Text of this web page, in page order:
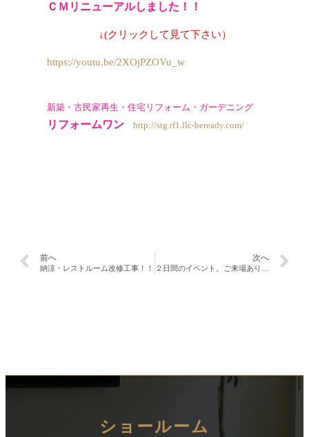
ＣＭ リニューアルしました！！
↓(クリックして見て下さい）
https://youtu.be/2XOjPZOVu_w
新築・古民家再生・住宅リフォーム・ガーデニング
リフォームワン http://stg.rf1.llc-beready.com/
前へ
納涼・レストルーム改修工事！！
次へ
ショールーム